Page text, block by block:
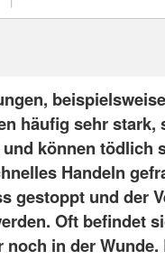
häufig sehr stark,
können tödlich
Handeln
gestoppt und der
Oft befindet
noch in der Wunde.